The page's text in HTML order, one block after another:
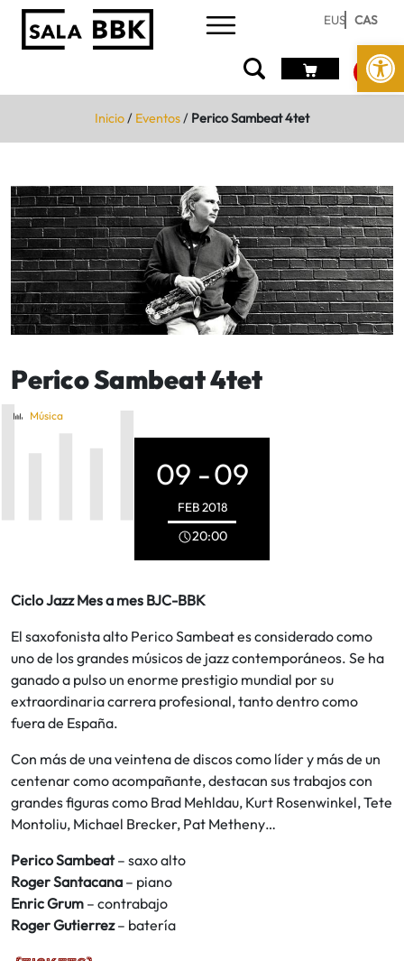
Abrir
EUS CAS
Inicio/ Eventos/ Perico Sambeat 4tet
Perico Sambeat 4tet
Música
09 -09
FEB2018
20:00
Ciclo Jazz Mes a mes BJC-BBK
El saxofonista alto Perico Sambeat es considerado como
uno de los grandes músicos de jazz contemporáneos. Se ha
ganado a pulso un enorme prestigio mundial por su
extraordinaria carrera profesional, tanto dentro como
fuera de España.
Con más de una veintena de discos como líder y más de un
centenar como acompañante, destacan sus trabajos con
grandes figuras como Brad Mehldau, Kurt Rosenwinkel, Tete
Montoliu, Michael Brecker, Pat Metheny…
Perico Sambeat– saxo alto
Roger Santacana – piano
Enric Grum – contrabajo
Roger Gutierrez– batería